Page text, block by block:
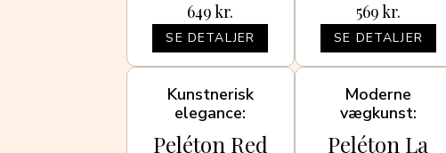
649kr.
SE DETALJER
569kr.
SE DETALJER
Kunstnerisk
elegance
Peléton Red
Moderne
vægkunst
Peléton La